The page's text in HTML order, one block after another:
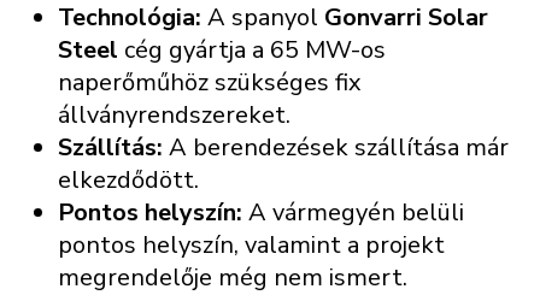
Technológia: A spanyol Gonvarri Solar
Steel cég gyártja a 65 MW-os
naperőműhöz szükséges fix
állványrendszereket.
Szállítás: A berendezések szállítása már
elkezdődött.
Pontos helyszín: A vármegyén belüli
pontos helyszín, valamint a projekt
megrendelője még nem ismert.